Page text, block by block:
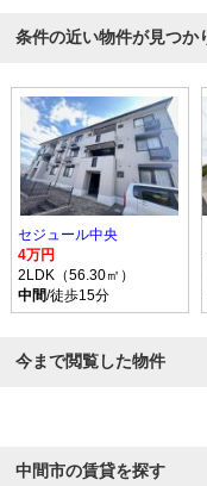
条件の近い物件が見つか
セジュール中央
4万円
2LDK（56.30㎡）
中間/徒歩15分
今まで閲覧した物件
中間市の賃貸を探す